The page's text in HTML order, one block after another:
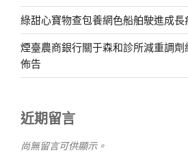
綠甜心寶物查包養網色船舶駛進成
煙臺農商銀行關于森和診所減重調
佈告
近期留言
尚無留言可供顯示。